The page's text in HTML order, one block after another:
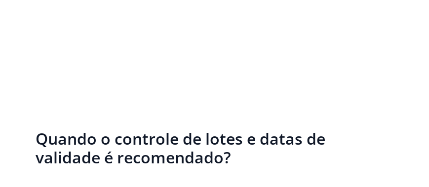
Quando o controle de lotes e datas de
validade é recomendado?